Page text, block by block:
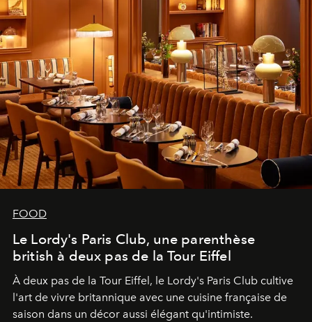
FOOD
Le Lordy's Paris Club, une parenthèse
british à deux pas de la Tour Eiffel
À deux pas de la Tour Eiffel, le Lordy's Paris Club cultive
l'art de vivre britannique avec une cuisine française de
saison dans un décor aussi élégant qu'intimiste.